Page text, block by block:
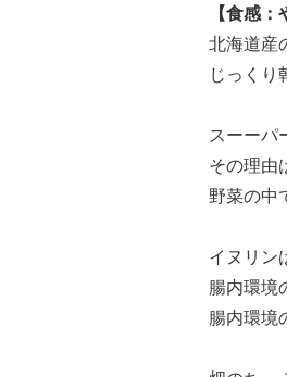
【食感：
北海道産
じっくり
スーーパ
その理由
野菜の中
イヌリン
腸内環境
腸内環境